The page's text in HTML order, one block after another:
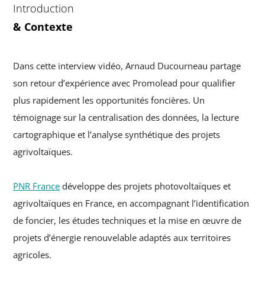
Introduction
& Contexte
Dans cette interview vidéo, Arnaud Ducourneau partage
son retour d’expérience avec Promolead pour qualifier
plus rapidement les opportunités foncières. Un
témoignage sur la centralisation des données, la lecture
cartographique et l’analyse synthétique des projets
agrivoltaïques.
PNR France développe des projets photovoltaïques et
agrivoltaïques en France, en accompagnant l’identification
de foncier, les études techniques et la mise en œuvre de
projets d’énergie renouvelable adaptés aux territoires
agricoles.